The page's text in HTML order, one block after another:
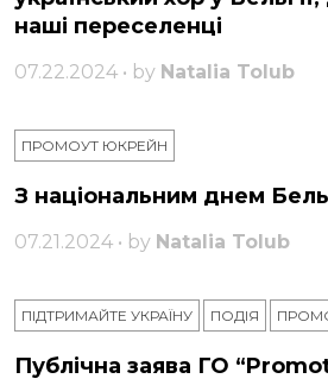
наші переселенці
07.22.2024 • by Natalia Tolub
ПРОМОУТ ЮКРЕЙН
З національним днем
07.21.2024 • by Natalia Tolub
ПІДТРИМАЙТЕ УКРАЇНУ ПОДІЯ
Публічна заява ГО